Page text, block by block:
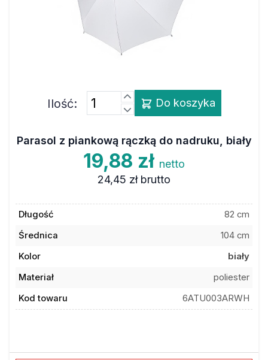
Ilość: Do koszyka
Parasol z piankową rączką do nadruku, biały
19,88 zł netto
24,45 zł brutto
Długość
82 cm
Średnica
104 cm
Kolor
biały
Materiał
poliester
Kod towaru
6ATU003ARWH